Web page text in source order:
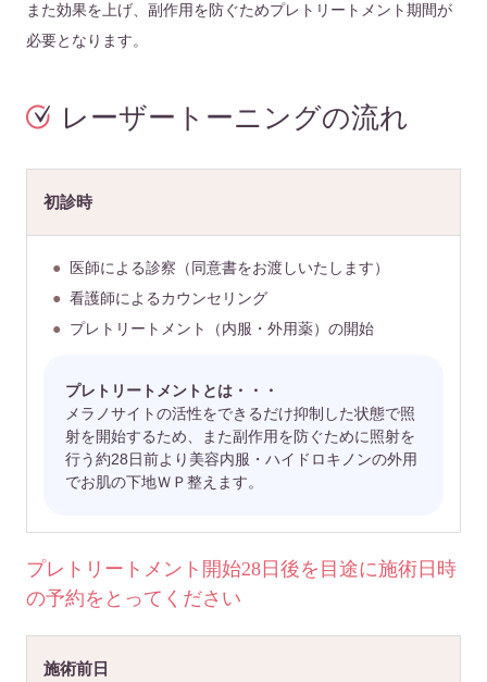
また効果を上げ、副作用を防ぐためプレトリートメント期間が
必要となります。
レーザートーニングの流れ
初診時
医師による診察（同意書をお渡しいたします）
看護師によるカウンセリング
プレトリートメント（内服・外用薬）の開始
プレトリートメントとは・・・
メラノサイトの活性をできるだけ抑制した状態で照
射を開始するため、また副作用を防ぐために照射を
行う約28日前より美容内服・ハイドロキノンの外用
でお肌の下地ＷＰ整えます。
プレトリートメント開始28日後を目途に施術日時
の予約をとってください
施術前日